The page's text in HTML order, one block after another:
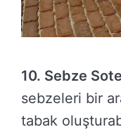
10. Sebze
sebzeleri bir
tabak